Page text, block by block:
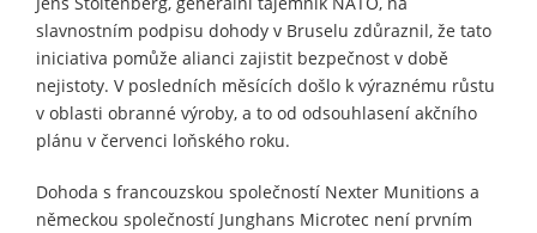
slavnostním podpisu dohody v Bruselu zdůraznil, že tato
iniciativa pomůže alianci zajistit bezpečnost v době
nejistoty. V posledních měsících došlo k výraznému růstu
v oblasti obranné výroby, a to od odsouhlasení akčního
plánu v červenci loňského roku.
Dohoda s francouzskou společností Nexter Munitions a
německou společností Junghans Microtec není prvním